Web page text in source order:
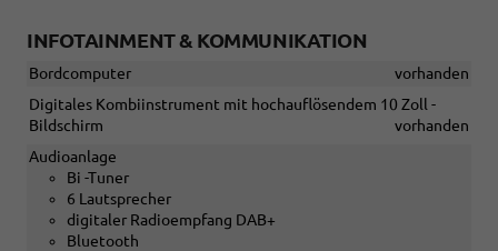
INFOTAINMENT & KOMMUNIKATION
Bordcomputer
vorhanden
Digitales Kombiinstrument mit hochauflösendem 10 Zoll -
Bildschirm
vorhanden
Audioanlage
Bi -Tuner
6 Lautsprecher
digitaler Radioempfang DAB+
Bluetooth